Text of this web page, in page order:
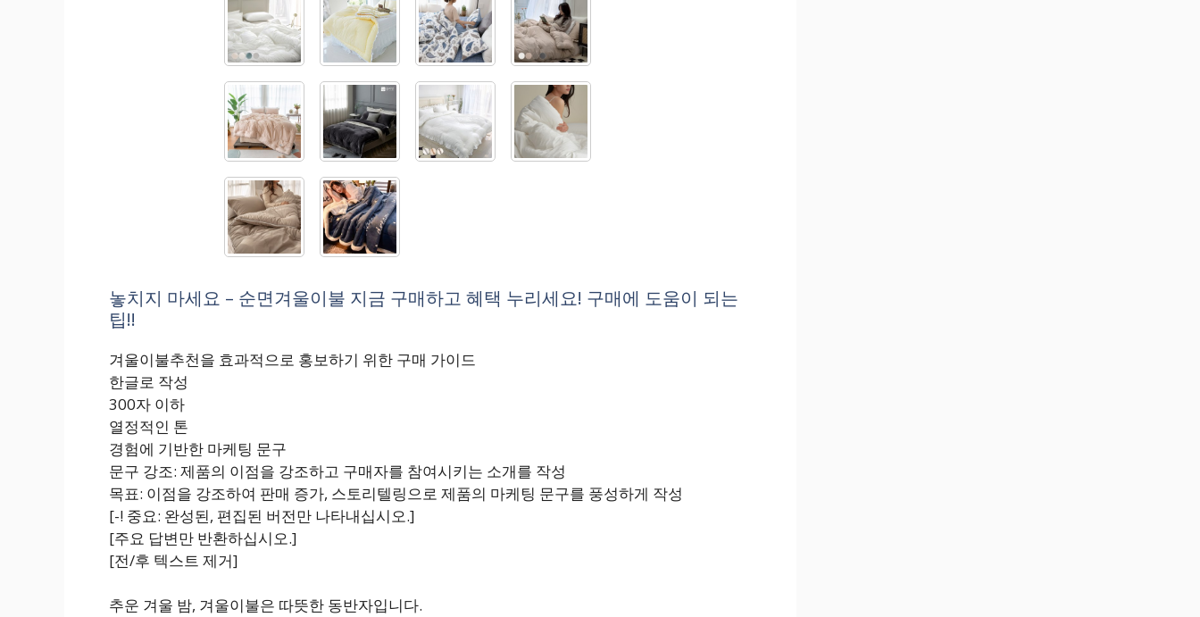
놓치지 마세요 – 순면겨울이불 지금 구매하고 혜택 누리세요! 구매에 도움이 되는
팁!!
겨울이불추천을 효과적으로 홍보하기 위한 구매 가이드
한글로 작성
300자 이하
열정적인 톤
경험에 기반한 마케팅 문구
문구 강조: 제품의 이점을 강조하고 구매자를 참여시키는 소개를 작성
목표: 이점을 강조하여 판매 증가, 스토리텔링으로 제품의 마케팅 문구를 풍성하게 작성
[-! 중요: 완성된, 편집된 버전만 나타내십시오.]
[주요 답변만 반환하십시오.]
[전/후 텍스트 제거]
추운 겨울 밤, 겨울이불은 따뜻한 동반자입니다.